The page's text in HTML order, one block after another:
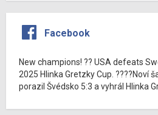
Facebook
New champions! ?? USA defeats
2025 Hlinka Gretzky Cup. ????Noví
porazil Švédsko 5:3 a vyhrál Hlinka